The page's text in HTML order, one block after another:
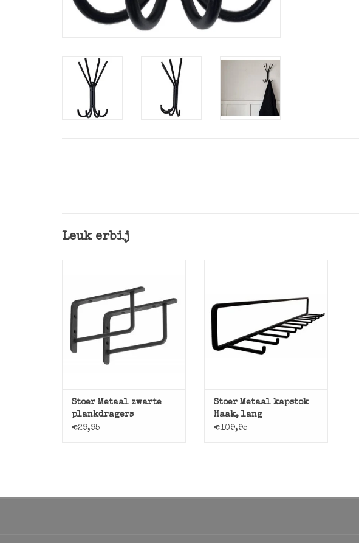
Leuk erbij
plankhouders van Stoer
Metaal.
TOEVOEGEN AAN WINKELWAGEN
Stoer Metaal zwarte
plankdragers
€29,95
Metaal.
TOEVOEGEN AAN WINKELWAGEN
Stoer Metaal kapstok
Haak, lang
€109,95